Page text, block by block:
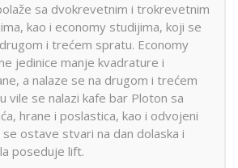
sa dvokrevetnim i trokrevetnim
kao i economy studijima, koji se
i trećem spratu. Economy
jedinice manje kvadrature i
a nalaze se na drugom i trećem
vile se nalazi kafe bar Ploton sa
hrane i poslastica, kao i odvojeni
ostave stvari na dan dolaska i
poseduje lift.